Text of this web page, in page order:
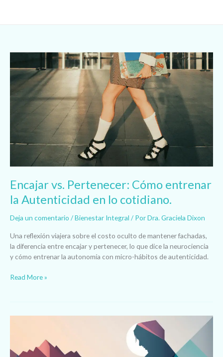
Encajar vs. Pertenecer: Cómo entrenar
la Autenticidad en lo cotidiano.
Deja un comentario /Bienestar Integral / PorDra. Graciela Dixon
Una reflexión viajera sobre el costo oculto de mantener fachadas,
la diferencia entre encajar y pertenecer, lo que dice la neurociencia
y cómo entrenar la autonomía con micro-hábitos de autenticidad.
vs.
Pertenecer:
entrenar
Autenticidad
Read More »
autocuidado: